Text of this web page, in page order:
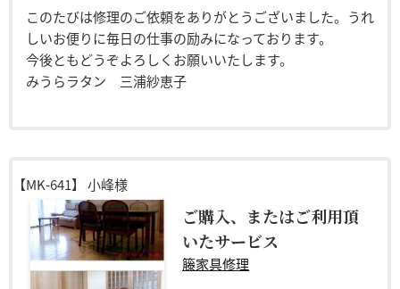
このたびは修理のご依頼をありがとうございました。うれ
しいお便りに毎日の仕事の励みになっております。
今後ともどうぞよろしくお願いいたします。
みうらラタン 三浦紗恵子
【MK-641】 小峰様
ご購入、またはご利用頂
いたサービス
籐家具修理